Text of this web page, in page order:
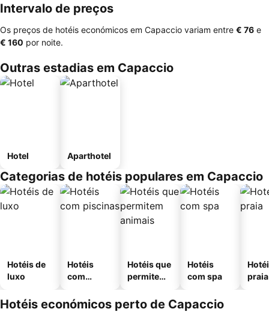
Intervalo de preços
Os preços de hotéis económicos em Capaccio variam entre ‎€ 76 e
‎€ 160 por noite.
Outras estadias em Capaccio
Hotel Aparthotel
Categorias de hotéis populares em Capaccio
Hotéis de
luxo
Hotéis
com
Hotéis que
permitem
Hotéis
com spa
praia
Hotéis económicos perto de Capaccio